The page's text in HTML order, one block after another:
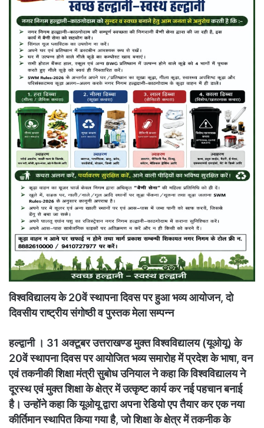
विश्वविद्यालय के 20वें स्थापना दिवस पर हुआ भव्य आयोजन, दो
दिवसीय राष्ट्रीय संगोष्ठी व पुस्तक मेला सम्पन्न
हल्द्वानी । 31 अक्टूबर उत्तराखण्ड मुक्त विश्वविद्यालय (यूओयू) के
20वें स्थापना दिवस पर आयोजित भव्य समारोह में प्रदेश के भाषा, वन
एवं तकनीकी शिक्षा मंत्री सुबोध उनियाल ने कहा कि विश्वविद्यालय ने
दूरस्थ एवं मुक्त शिक्षा के क्षेत्र में उत्कृष्ट कार्य कर नई पहचान बनाई
है। उन्होंने कहा कि यूओयू द्वारा अपना रेडियो एप तैयार कर एक नया
कीर्तिमान स्थापित किया गया है, जो शिक्षा के क्षेत्र में तकनीक के